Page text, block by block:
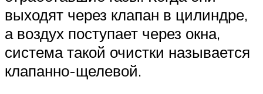
выходят через клапан в цилиндре,
а воздух поступает через окна,
система такой очистки называется
клапанно-щелевой.